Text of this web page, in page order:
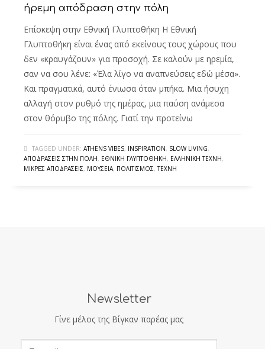
ήρεμη απόδραση στην πόλη
Επίσκεψη στην Εθνική Γλυπτοθήκη Η Εθνική
Γλυπτοθήκη είναι ένας από εκείνους τους χώρους που
δεν «κραυγάζουν» για προσοχή. Σε καλούν με ηρεμία,
σαν να σου λένε: «Έλα λίγο να αναπνεύσεις εδώ μέσα».
Και πραγματικά, αυτό ένιωσα όταν μπήκα. Μια ήσυχη
αλλαγή στον ρυθμό της ημέρας, μια παύση ανάμεσα
στον θόρυβο της πόλης. Γιατί την προτείνω
TAGGED UNDER: ATHENS VIBES, INSPIRATION, SLOW LIVING,
ΑΠΟΔΡΆΣΕΙΣ ΣΤΗΝ ΠΌΛΗ, ΕΘΝΙΚΉ ΓΛΥΠΤΟΘΉΚΗ, ΕΛΛΗΝΙΚΉ ΤΈΧΝΗ,
ΜΙΚΡΈΣ ΑΠΟΔΡΆΣΕΙΣ, ΜΟΥΣΕΊΑ, ΠΟΛΙΤΙΣΜΌΣ,ΤΈΧΝΗ
Newsletter
Γίνε μέλος της Βίγκαν παρέας μας